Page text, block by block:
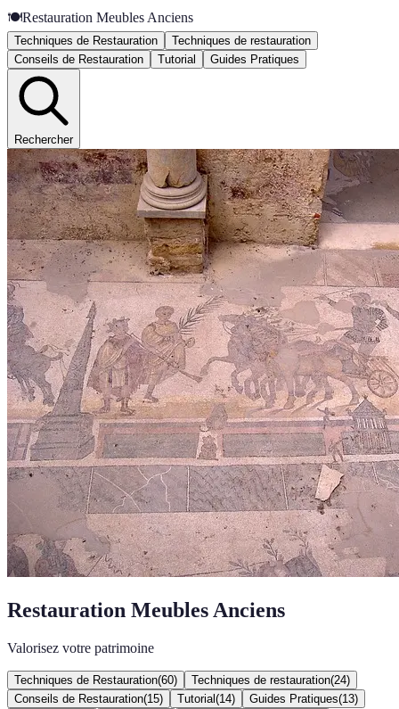
🍽️Restauration Meubles Anciens
Techniques de Restauration
Techniques de restauration
Conseils de Restauration
Tutorial Guides Pratiques
Rechercher
Restauration Meubles Anciens
Valorisez votre patrimoine
Techniques de Restauration(60) Techniques de restauration(24)
Conseils de Restauration(15) Tutorial (14) Guides Pratiques(13)